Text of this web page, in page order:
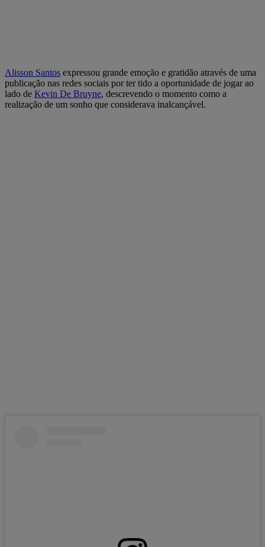
Alisson Santos expressou grande emoção e gratidão através de uma
publicação nas redes sociais por ter tido a oportunidade de jogar ao
lado de Kevin De Bruyne, descrevendo o momento como a
realização de um sonho que considerava inalcançável.